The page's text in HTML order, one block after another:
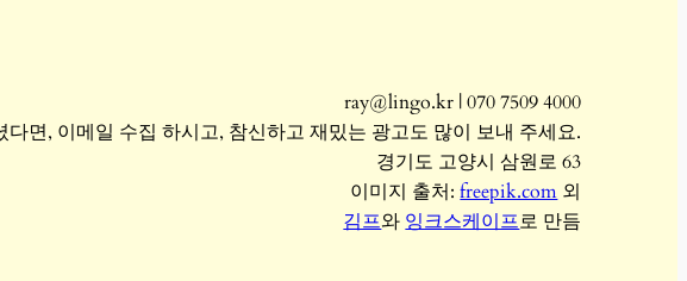
ray@lingo.kr | 070 7509 4000
다면, 이메일 수집 하시고, 참신하고 재밌는 광고도 많이 보내 주세요.
경기도 고양시 삼원로 63
이미지 출처:freepik.com 외
김프와 잉크스케이프로 만듬